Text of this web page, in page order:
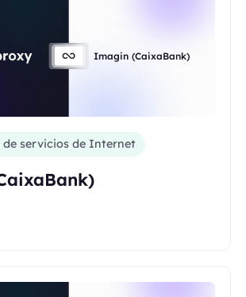
Imagin (CaixaBank)
de servicios de Internet